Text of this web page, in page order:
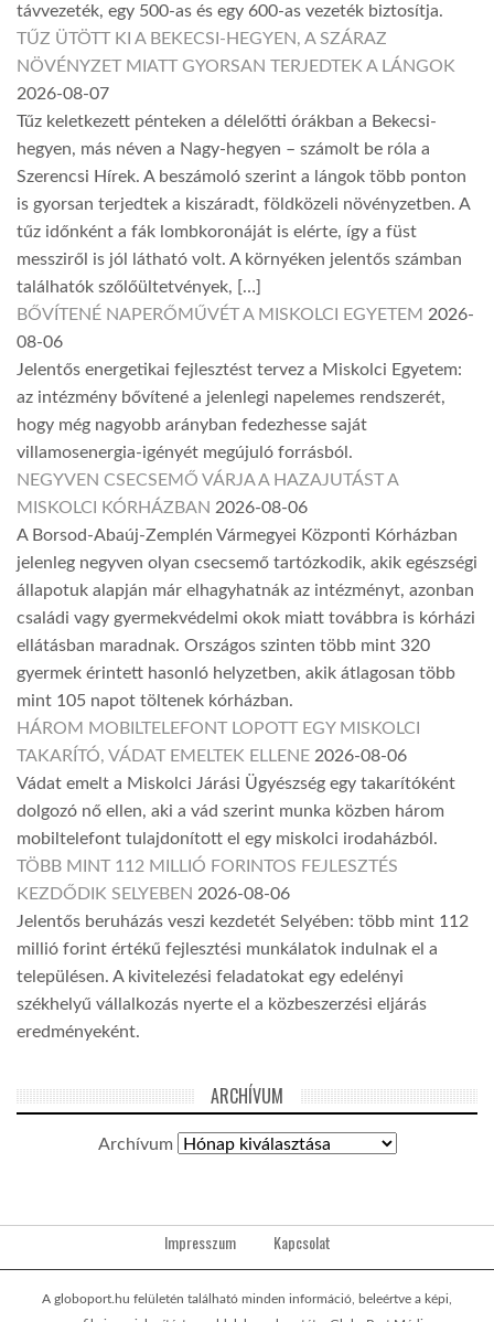
távvezeték, egy 500-as és egy 600-as vezeték biztosítja.
TŰZ ÜTÖTT KI A BEKECSI-HEGYEN, A SZÁRAZ
NÖVÉNYZET MIATT GYORSAN TERJEDTEK A LÁNGOK
2026-08-07
Tűz keletkezett pénteken a délelőtti órákban a Bekecsi-
hegyen, más néven a Nagy-hegyen – számolt be róla a
Szerencsi Hírek. A beszámoló szerint a lángok több ponton
is gyorsan terjedtek a kiszáradt, földközeli növényzetben. A
tűz időnként a fák lombkoronáját is elérte, így a füst
messziről is jól látható volt. A környéken jelentős számban
találhatók szőlőültetvények, […]
BŐVÍTENÉ NAPERŐMŰVÉT A MISKOLCI EGYETEM 2026-
08-06
Jelentős energetikai fejlesztést tervez a Miskolci Egyetem:
az intézmény bővítené a jelenlegi napelemes rendszerét,
hogy még nagyobb arányban fedezhesse saját
villamosenergia-igényét megújuló forrásból.
NEGYVEN CSECSEMŐ VÁRJA A HAZAJUTÁST A
MISKOLCI KÓRHÁZBAN 2026-08-06
A Borsod-Abaúj-Zemplén Vármegyei Központi Kórházban
jelenleg negyven olyan csecsemő tartózkodik, akik egészségi
állapotuk alapján már elhagyhatnák az intézményt, azonban
családi vagy gyermekvédelmi okok miatt továbbra is kórházi
ellátásban maradnak. Országos szinten több mint 320
gyermek érintett hasonló helyzetben, akik átlagosan több
mint 105 napot töltenek kórházban.
HÁROM MOBILTELEFONT LOPOTT EGY MISKOLCI
TAKARÍTÓ, VÁDAT EMELTEK ELLENE 2026-08-06
Vádat emelt a Miskolci Járási Ügyészség egy takarítóként
dolgozó nő ellen, aki a vád szerint munka közben három
mobiltelefont tulajdonított el egy miskolci irodaházból.
TÖBB MINT 112 MILLIÓ FORINTOS FEJLESZTÉS
KEZDŐDIK SELYEBEN 2026-08-06
Jelentős beruházás veszi kezdetét Selyében: több mint 112
millió forint értékű fejlesztési munkálatok indulnak el a
településen. A kivitelezési feladatokat egy edelényi
székhelyű vállalkozás nyerte el a közbeszerzési eljárás
eredményeként.
ARCHÍVUM
Archívum
Impresszum Kapcsolat
A globoport.hu felületén található minden információ, beleértve a képi,